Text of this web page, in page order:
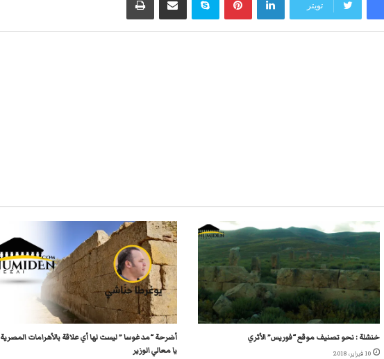
تويتر
خنشلة : نحو تصنيف موقع “فوريس” الأثري
10 فبراير، 2018
أضرحة “مدغوسا ” ليست لها أي علاقة بالأهرامات المصرية
يا معالي الوزير